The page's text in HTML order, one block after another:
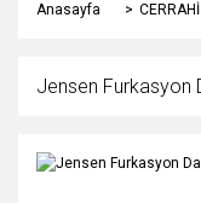
Anasayfa CERRAHİ
Jensen Furkasyon